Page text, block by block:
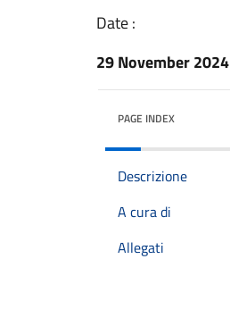
Date :
29 November 2024
PAGE INDEX
Descrizione
A cura di
Allegati